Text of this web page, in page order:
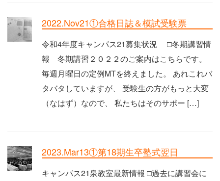
2022.Nov21①合格日誌＆模試受験票
令和4年度キャンパス21募集状況 □冬期講習情
報 冬期講習２０２２のご案内はこちらです。
毎週月曜日の定例MTを終えました。 あれこれバ
タバタしていますが、 受験生の方がもっと大変
（なはず）なので、 私たちはそのサポー […]
2023.Mar13①第18期生卒塾式翌日
キャンパス21泉教室最新情報 □過去に講習会に